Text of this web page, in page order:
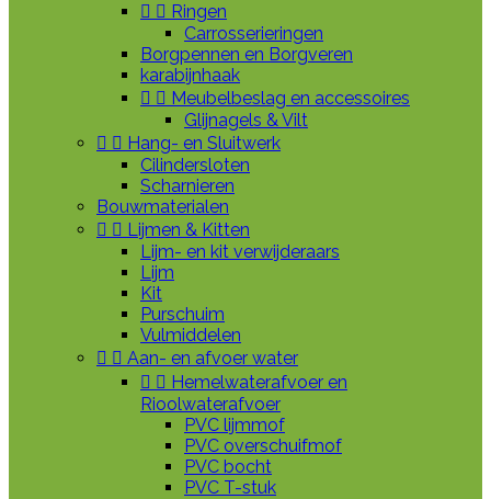
  Ringen
Carrosserieringen
Borgpennen en Borgveren
karabijnhaak
  Meubelbeslag en accessoires
Glijnagels & Vilt
  Hang- en Sluitwerk
Cilindersloten
Scharnieren
Bouwmaterialen
  Lijmen & Kitten
Lijm- en kit verwijderaars
Lijm
Kit
Purschuim
Vulmiddelen
  Aan- en afvoer water
  Hemelwaterafvoer en
Rioolwaterafvoer
PVC lijmmof
PVC overschuifmof
PVC bocht
PVC T-stuk